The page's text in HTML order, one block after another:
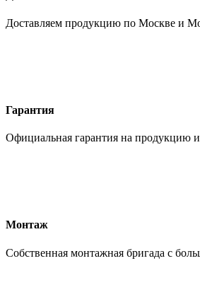
Доставляем продукцию по Москве и
Гарантия
Официальная гарантия на продукцию и
Монтаж
Собственная монтажная бригада с